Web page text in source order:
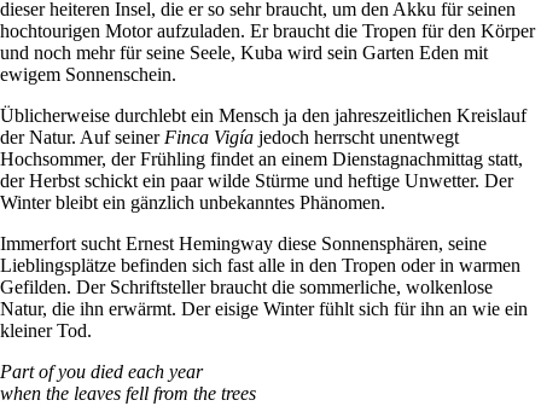
dieser heiteren Insel, die er so sehr braucht, um den Akku für seinen
hochtourigen Motor aufzuladen. Er braucht die Tropen für den Körper
und noch mehr für seine Seele, Kuba wird sein Garten Eden mit
ewigem Sonnenschein.
Üblicherweise durchlebt ein Mensch ja den jahreszeitlichen Kreislauf
der Natur. Auf seiner Finca Vigía jedoch herrscht unentwegt
Hochsommer, der Frühling findet an einem Dienstagnachmittag statt,
der Herbst schickt ein paar wilde Stürme und heftige Unwetter. Der
Winter bleibt ein gänzlich unbekanntes Phänomen.
Immerfort sucht Ernest Hemingway diese Sonnensphären, seine
Lieblingsplätze befinden sich fast alle in den Tropen oder in warmen
Gefilden. Der Schriftsteller braucht die sommerliche, wolkenlose
Natur, die ihn erwärmt. Der eisige Winter fühlt sich für ihn an wie ein
kleiner Tod.
Part of you died each year
when the leaves fell from the trees